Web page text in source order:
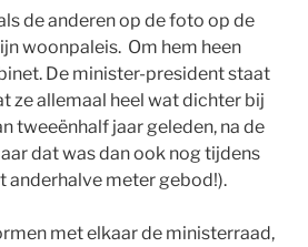
de anderen op de foto op de
woonpaleis. Om hem heen
De minister-president staat
ze allemaal heel wat dichter bij
tweeënhalf jaar geleden, na de
dat was dan ook nog tijdens
anderhalve meter gebod!).
met elkaar de ministerraad,